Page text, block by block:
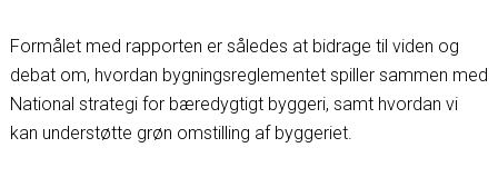
Formålet med rapporten er således at bidrage til viden og
debat om, hvordan bygningsreglementet spiller sammen med
National strategi for bæredygtigt byggeri, samt hvordan vi
kan understøtte grøn omstilling af byggeriet.